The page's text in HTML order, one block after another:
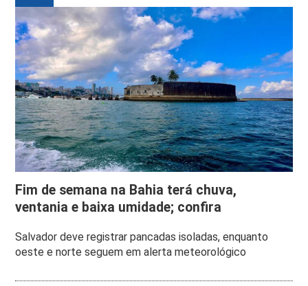
Fim de semana na Bahia terá chuva,
ventania e baixa umidade; confira
Salvador deve registrar pancadas isoladas, enquanto
oeste e norte seguem em alerta meteorológico